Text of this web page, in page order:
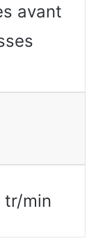
avant
tr/min